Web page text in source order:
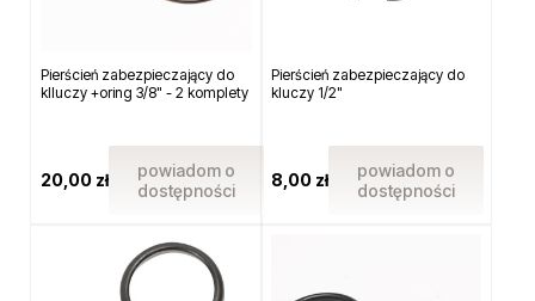
Pierścień zabezpieczający do
klluczy +oring 3/8" - 2 komplety
20,00 zł
powiadom o
dostępności
Pierścień zabezpieczający do
kluczy 1/2"
8,00 zł
powiadom o
dostępności